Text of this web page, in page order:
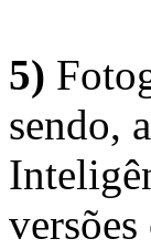
5)
sendo,